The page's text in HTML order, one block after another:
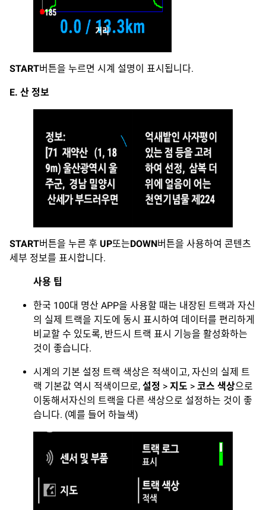
START버튼을 누르면 시계 설명이 표시됩니다.
E. 산 정보
START버튼을 누른 후 UP또는DOWN버튼을 사용하여 콘텐츠
세부 정보를 표시합니다.
사용 팁
한국 100대 명산 APP을 사용할 때는 내장된 트랙과 자신
의 실제 트랙을 지도에 동시 표시하여 데이터를 편리하게
비교할 수 있도록, 반드시 트랙 표시 기능을 활성화하는
것이 좋습니다.
시계의 기본 설정 트랙 색상은 적색이고, 자신의 실제 트
랙 기본값 역시 적색이므로, 설정 > 지도 > 코스 색상으로
이동해서자신의 트랙을 다른 색상으로 설정하는 것이 좋
습니다. (예를 들어 하늘색)